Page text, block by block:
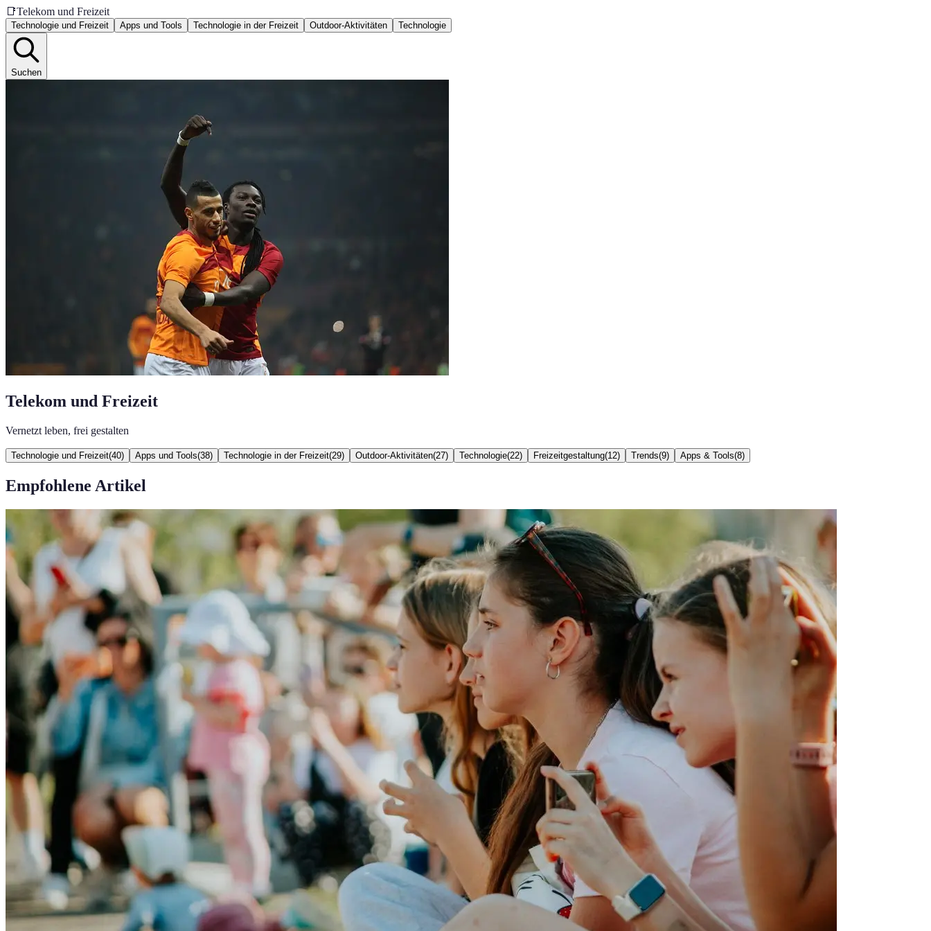
📑Telekom und Freizeit
Technologie und Freizeit Apps und Tools Technologie in der Freizeit Outdoor-Aktivitäten Technologie
Suchen
Telekom und Freizeit
Vernetzt leben, frei gestalten
Technologie und Freizeit(40) Apps und Tools(38) Technologie in der Freizeit(29) Outdoor-Aktivitäten(27) Technologie(22) Freizeitgestaltung(12) Trends(9) Apps & Tools(8)
Empfohlene Artikel